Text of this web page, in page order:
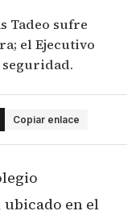
Tadeo sufre
el Ejecutivo
Copiar enlace
ubicado en el